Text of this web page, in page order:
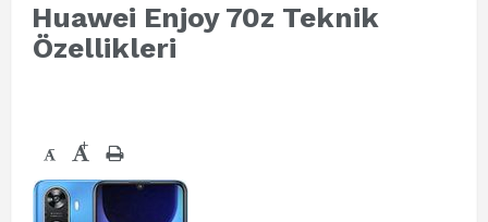
Huawei Enjoy 70z Teknik
Özellikleri
- +